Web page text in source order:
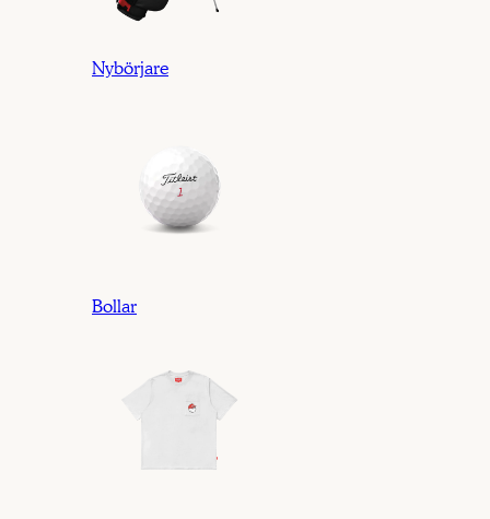
Nybörjare
Bollar